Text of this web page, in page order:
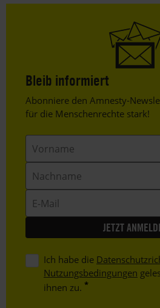
Bleib informiert
Header
Text
Abonniere den Amnesty-
für die Menschenrechte stark!
Mail
Ich habe die
Nutzungsbedingungen
ihnen zu.